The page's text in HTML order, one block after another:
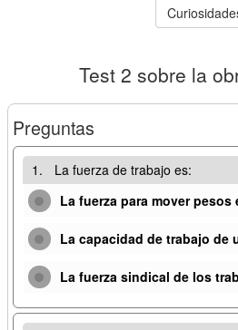
Test 2 sobre la
Preguntas
1.
La fuerza de trabajo es:
La fuerza para mover pesos
La capacidad de trabajo de
La fuerza sindical de los